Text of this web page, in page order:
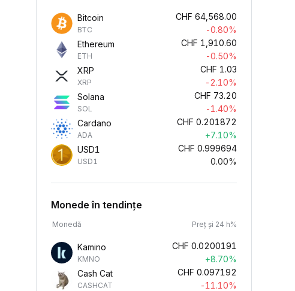
Bitcoin
BTC
CHF 64,568.00
-0.80%
Ethereum
ETH
CHF 1,910.60
-0.50%
XRP
XRP
CHF 1.03
-2.10%
Solana
SOL
CHF 73.20
-1.40%
Cardano
ADA
CHF 0.201872
+7.10%
USD1
USD1
CHF 0.999694
0.00%
Monede în tendințe
Monedă Preț și 24 h%
Kamino
KMNO
CHF 0.0200191
+8.70%
Cash Cat
CASHCAT
CHF 0.097192
-11.10%